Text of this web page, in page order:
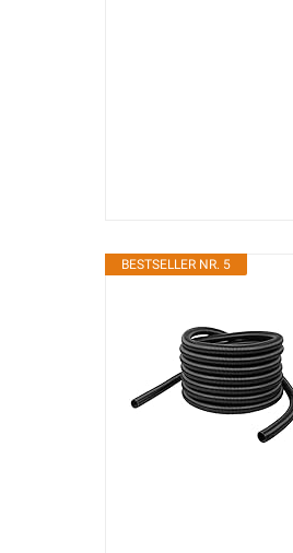
BESTSELLER NR. 5